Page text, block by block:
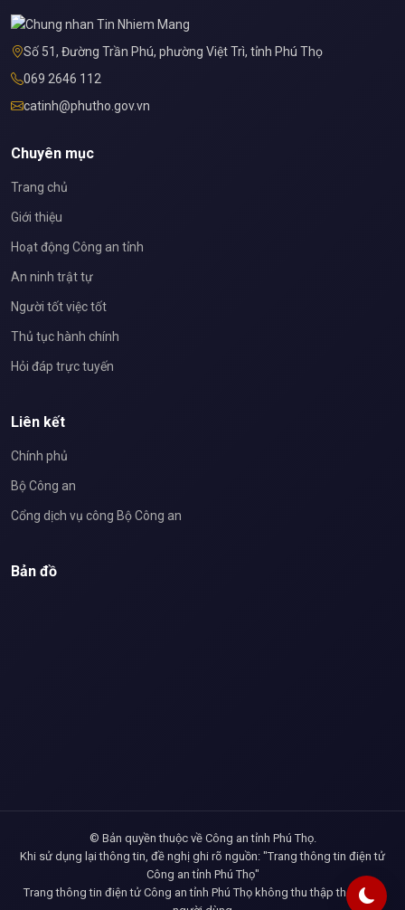
Số 51, Đường Trần Phú, phường Việt Trì, tỉnh Phú Thọ
069 2646 112
catinh@phutho.gov.vn
Chuyên mục
Trang chủ
Giới thiệu
Hoạt động Công an tỉnh
An ninh trật tự
Người tốt việc tốt
Thủ tục hành chính
Hỏi đáp trực tuyến
Liên kết
Chính phủ
Bộ Công an
Cổng dịch vụ công Bộ Công an
Bản đồ
© Bản quyền thuộc về Công an tỉnh Phú Thọ.
Khi sử dụng lại thông tin, đề nghị ghi rõ nguồn: "Trang thông tin điện tử
Công an tỉnh Phú Thọ"
Trang thông tin điện tử Công an tỉnh Phú Thọ không thu thập thông tin